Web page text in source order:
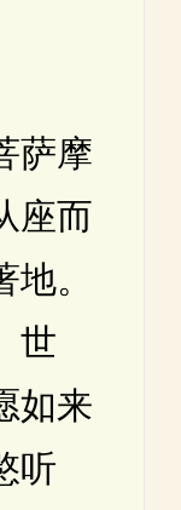
摩
座而
。
世
如来
听